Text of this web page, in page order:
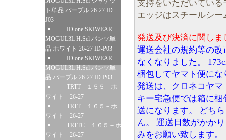
ト単品 パープル 26-27 ID-
J03
ID one SKIWEAR
MOGUL3L H.Sel パンツ単
品 ホワイト 26-27 ID-P03
ID one SKIWEAR
MOGUL3L H.Sel パンツ単
品 パープル 26-27 ID-P03
TRTT １５５－ホ
ワイト 26-27
TRTT １６５－ホ
ワイト 26-27
TRTTC １６５－ホ
ワイト 26-27
支持をいただいている
エッジはスチールシ
発送及び決済に関しま
運送会社の規約等の
なくなりました。
梱包してヤマト便にな
発送は、クロネコヤ
キー宅急便では箱に
送になります。 どち
ん。 運送日数がかか
みをお願い致します。